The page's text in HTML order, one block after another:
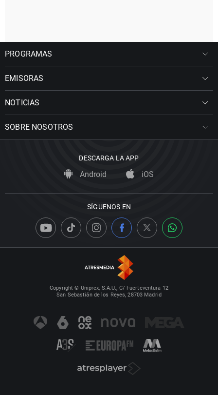
PROGRAMAS
EMISORAS
NOTICIAS
SOBRE NOSOTROS
DESCARGA LA APP
Android iOS
SÍGUENOS EN
Copyright © Uniprex, S.A.U., C/ Fuerteventura 12
San Sebastián de los Reyes, 28703 Madrid